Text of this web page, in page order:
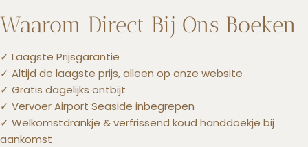
Waarom Direct Bij Ons Boeken
✓ Laagste Prijsgarantie
✓ Altijd de laagste prijs, alleen op onze website
✓ Gratis dagelijks ontbijt
✓ Vervoer Airport Seaside inbegrepen
✓ Welkomstdrankje & verfrissend koud handdoekje bij
aankomst